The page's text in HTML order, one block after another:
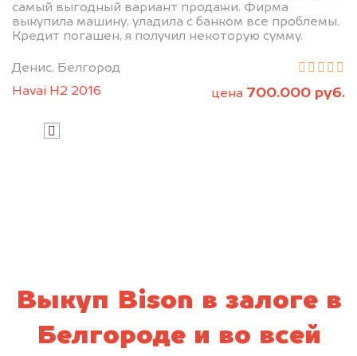
самый выгодный вариант продажи. Фирма
выкупила машину, уладила с банком все проблемы.
Кредит погашен, я получил некоторую сумму.
Денис, Белгород
Havai H2 2016
цена 700.000 руб.
Выкуп Bison в залоге в
Белгороде и во всей